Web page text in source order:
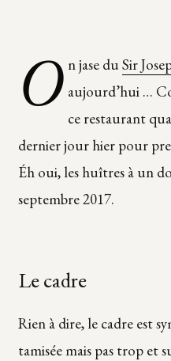
O n jase duSir
aujourd’hui …
ce restaurant
dernier jour hier pour
Éh oui, les huîtres à un
septembre 2017.
Le cadre
Rien à dire, le cadre est
tamisée mais pas trop et